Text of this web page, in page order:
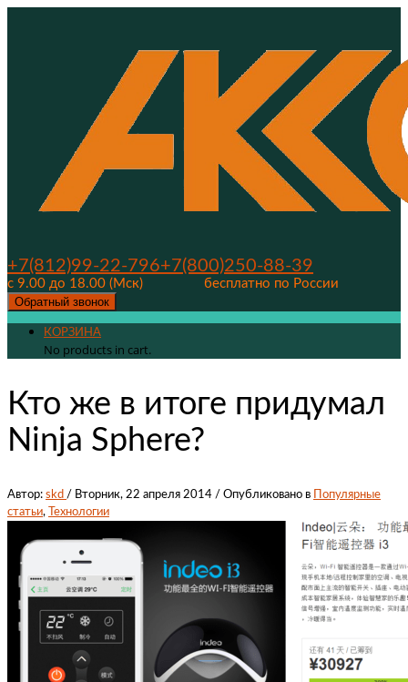
+7(812)99-22-796+7(800)250-88-39
с 9.00 до 18.00 (Мск)
бесплатно по России
Обратный звонок
КОРЗИНА
No products in cart.
Кто же в итоге придумал
Ninja Sphere?
Автор: skd / Вторник, 22 апреля 2014 / Опубликовано в
Популярные
статьи, Технологии